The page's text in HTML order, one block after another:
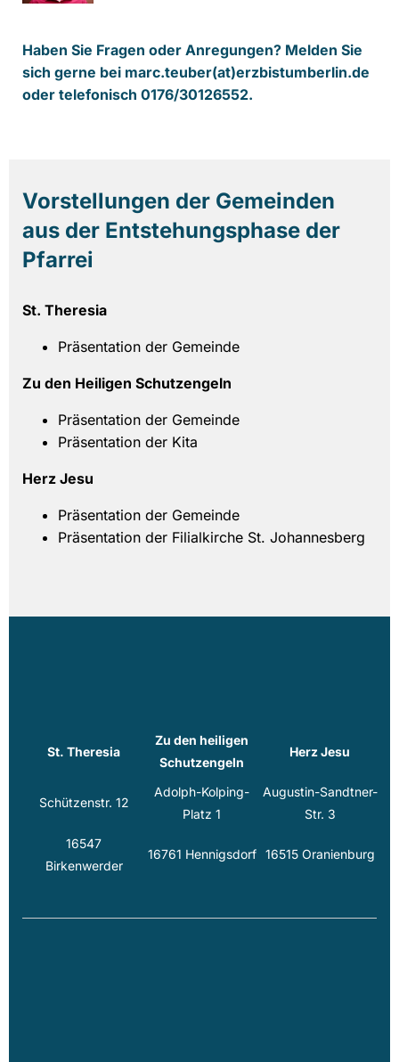
Haben Sie Fragen oder Anregungen? Melden Sie
sich gerne bei marc.teuber(at)erzbistumberlin.de
oder telefonisch 0176/30126552.
Vorstellungen der Gemeinden
aus der Entstehungsphase der
Pfarrei
St. Theresia
Präsentation der Gemeinde
Zu den Heiligen Schutzengeln
Präsentation der Gemeinde
Präsentation der Kita
Herz Jesu
Präsentation der Gemeinde
Präsentation der Filialkirche St. Johannesberg
St. Theresia
Zu den heiligen
Schutzengeln
Herz Jesu
Schützenstr. 12
Adolph-Kolping-
Platz 1
Augustin-Sandtner-
Str. 3
16547
Birkenwerder
16761 Hennigsdorf 16515 Oranienburg